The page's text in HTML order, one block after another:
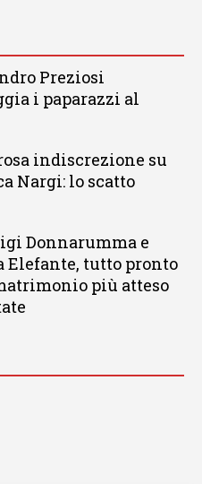
Preziosi
i paparazzi al
indiscrezione su
Nargi: lo scatto
Donnarumma e
Elefante, tutto pronto
più atteso